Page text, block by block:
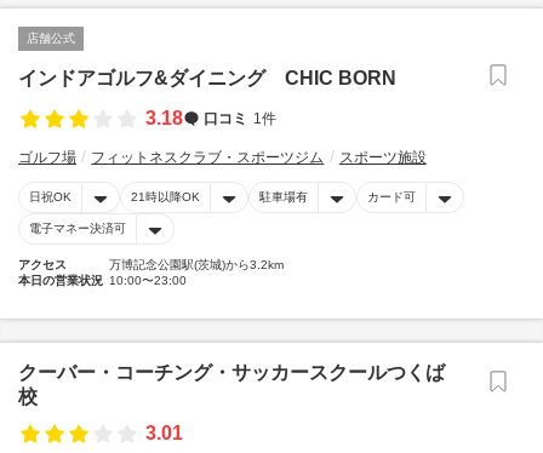
店舗公式
インドアゴルフ&ダイニング CHIC BORN
3.18
口コミ 1件
ゴルフ場 フィットネスクラブ・スポーツジム スポーツ施設
日祝OK 21時以降OK 駐車場有 カード可
電子マネー決済可
アクセス
万博記念公園駅(茨城)から3.2km
本日の営業状況 10:00〜23:00
クーバー・コーチング・サッカースクールつくば
校
3.01